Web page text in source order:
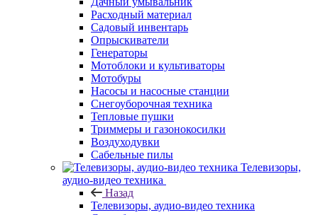
Расходный материал
Садовый инвентарь
Опрыскиватели
Генераторы
Мотоблоки и культиваторы
Мотобуры
Насосы и насосные станции
Снегоуборочная техника
Тепловые пушки
Триммеры и газонокосилки
Воздуходувки
Сабельные пилы
Телевизоры,
аудио-видео техника
Назад
Телевизоры, аудио-видео техника